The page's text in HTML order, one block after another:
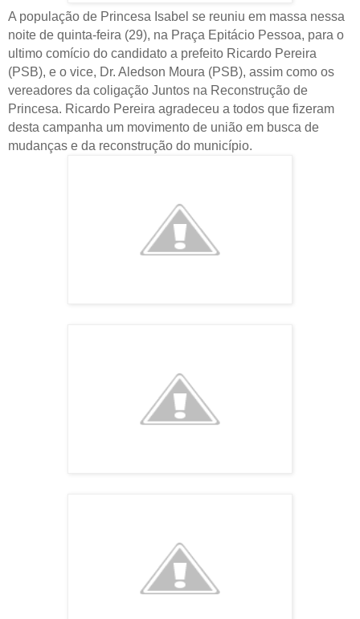
A população de Princesa Isabel se reuniu em massa nessa
noite de quinta-feira (29), na Praça Epitácio Pessoa, para o
ultimo comício do candidato a prefeito Ricardo Pereira
(PSB), e o vice, Dr. Aledson Moura (PSB), assim como os
vereadores da coligação Juntos na Reconstrução de
Princesa. Ricardo Pereira agradeceu a todos que fizeram
desta campanha um movimento de união em busca de
mudanças e da reconstrução do município.